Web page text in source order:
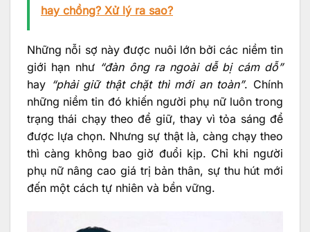
hay chồng? Xử lý ra sao?
Những nỗi sợ này được nuôi lớn bởi các niềm tin
giới hạn như “đàn ông ra ngoài dễ bị cám dỗ”
hay “phải giữ thật chặt thì mới an toàn”. Chính
những niềm tin đó khiến người phụ nữ luôn trong
trạng thái chạy theo để giữ, thay vì tỏa sáng để
được lựa chọn. Nhưng sự thật là, càng chạy theo
thì càng không bao giờ đuổi kịp. Chỉ khi người
phụ nữ nâng cao giá trị bản thân, sự thu hút mới
đến một cách tự nhiên và bền vững.